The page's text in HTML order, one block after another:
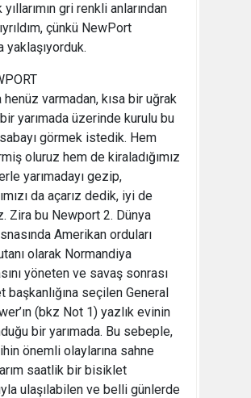
gri renkli anlarından
çünkü NewPort
yaklaşıyorduk.
henüz varmadan, kısa bir uğrak
yarımada üzerinde kurulu bu
görmek istedik. Hem
oluruz hem de kiraladığımız
yarımadayı gezip,
da açarız dedik, iyi de
Zira bu Newport 2. Dünya
Amerikan orduları
olarak Normandiya
yöneten ve savaş sonrası
başkanlığına seçilen General
(bkz Not 1) yazlık evinin
bir yarımada. Bu sebeple,
önemli olaylarına sahne
saatlik bir bisiklet
ulaşılabilen ve belli günlerde